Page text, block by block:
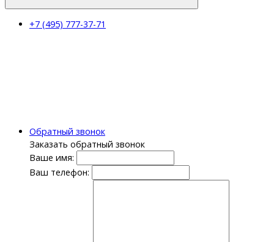
+7 (495) 777-37-71
Обратный звонок
Заказать обратный звонок
Ваше имя:
Ваш телефон: